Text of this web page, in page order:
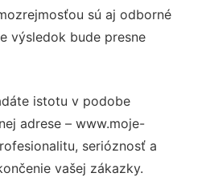
sú aj odborné
výsledok bude presne
istotu v podobe
adrese – www.moje-
serióznosť a
vašej zákazky.